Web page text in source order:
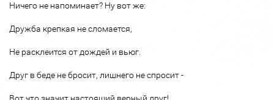
Ничего не напоминает? Ну вот же:
Дружба крепкая не сломается,
Не расклеится от дождей и вьюг.
Друг в беде не бросит, лишнего не спросит -